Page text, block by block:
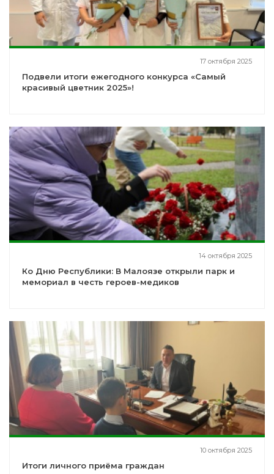
17 октября 2025
Подвели итоги ежегодного конкурса «Самый
красивый цветник 2025»!
14 октября 2025
Ко Дню Республики: В Малоязе открыли парк и
мемориал в честь героев-медиков
10 октября 2025
Итоги личного приёма граждан